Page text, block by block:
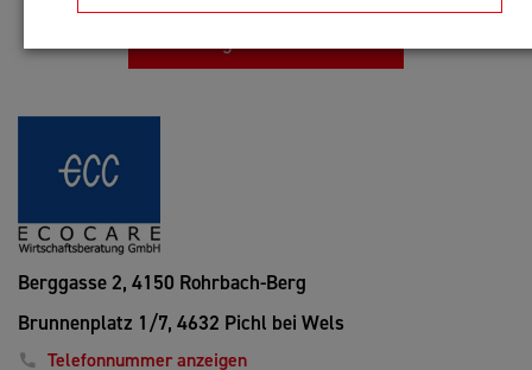
Berggasse 2, 4150 Rohrbach-Berg
Brunnenplatz 1/7, 4632 Pichl bei Wels
Telefonnummer anzeigen